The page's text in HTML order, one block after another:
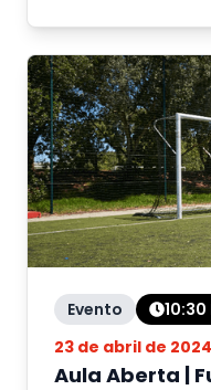
Evento 10:30
23 de abril de 2024
Aula Aberta |